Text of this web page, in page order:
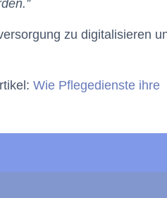
zu digitalisieren
Wie Pflegedienste ihre